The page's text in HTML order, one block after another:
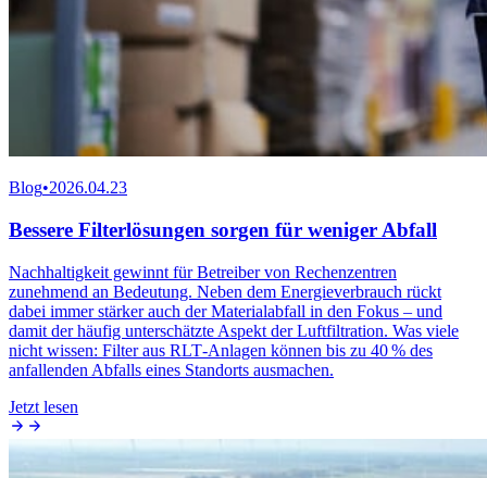
Blog•2026.04.23
Bessere Filterlösungen sorgen für weniger Abfall
Nachhaltigkeit gewinnt für Betreiber von Rechenzentren
zunehmend an Bedeutung. Neben dem Energieverbrauch rückt
dabei immer stärker auch der Materialabfall in den Fokus – und
damit der häufig unterschätzte Aspekt der Luftfiltration. Was viele
nicht wissen: Filter aus RLT‑Anlagen können bis zu 40 % des
anfallenden Abfalls eines Standorts ausmachen.
Jetzt lesen